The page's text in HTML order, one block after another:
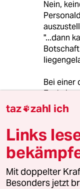
Nein,
"...dann
Bei einer
"dann
die
finden“
Davon
Pässe
taz zahl ich
Links
Mit doppelter
Besonders jetzt